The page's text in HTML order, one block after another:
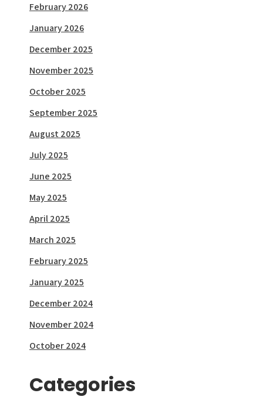
February 2026
January 2026
December 2025
November 2025
October 2025
September 2025
August 2025
July 2025
June 2025
May 2025
April 2025
March 2025
February 2025
January 2025
December 2024
November 2024
October 2024
Categories